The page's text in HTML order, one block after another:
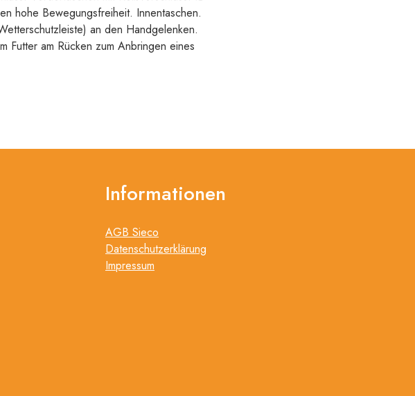
hohe Bewegungsfreiheit. Innentaschen.
an den Handgelenken.
Futter am Rücken zum Anbringen eines
Informationen
AGB Sieco
Datenschutzerklärung
Impressum